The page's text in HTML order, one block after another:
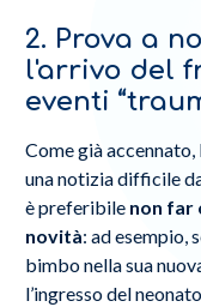
2. Prova a
l'arrivo del
eventi
Come già
una notizia difficile
è preferibile non far
novità: ad esempio,
bimbo nella sua
l’ingresso del